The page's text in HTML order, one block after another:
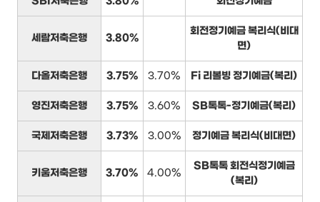
세람저축은행 3.80%
회전정기예금 복리식(비대
면)
다올저축은행 3.75% 3.70% Fi 리볼빙 정기예금(복리)
영진저축은행 3.75% 3.60% SB톡톡-정기예금(복리)
국제저축은행 3.73% 3.00% 정기예금 복리식(비대면)
키움저축은행 3.70% 4.00%
SB톡톡 회전식정기예금
(복리)